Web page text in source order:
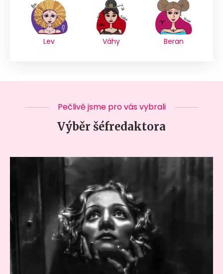
Lev Váhy Beran
Pečlivě jsme pro vás vybrali
Výběr šéfredaktora